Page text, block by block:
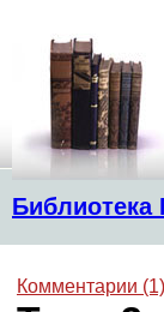
Библиотека
Комментарии (1)